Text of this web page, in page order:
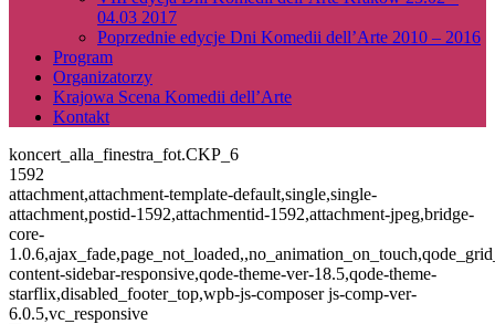
04.03 2017
Poprzednie edycje Dni Komedii dell’Arte 2010 – 2016
Program
Organizatorzy
Krajowa Scena Komedii dell’Arte
Kontakt
koncert_alla_finestra_fot.CKP_6
1592
attachment,attachment-template-default,single,single-
attachment,postid-1592,attachmentid-1592,attachment-jpeg,bridge-
core-
content-sidebar-responsive,qode-theme-ver-18.5,qode-theme-
starflix,disabled_footer_top,wpb-js-composer js-comp-ver-
6.0.5,vc_responsive